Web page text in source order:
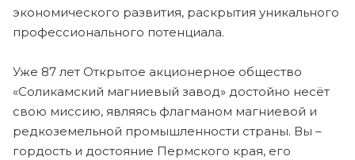
экономического развития, раскрытия уникального
профессионального потенциала.
Уже 87 лет Открытое акционерное общество
«Соликамский магниевый завод» достойно несёт
свою миссию, являясь флагманом магниевой и
редкоземельной промышленности страны. Вы –
гордость и достояние Пермского края, его